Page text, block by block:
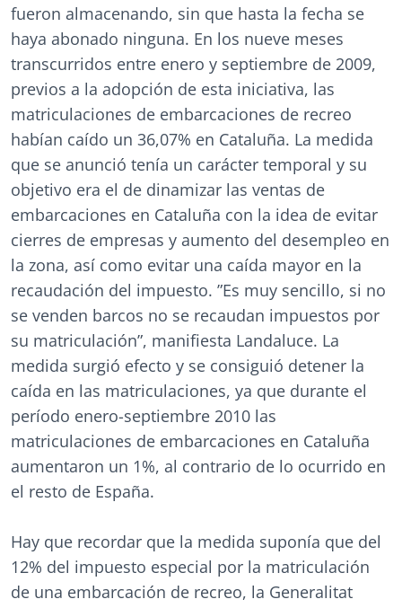
fueron almacenando, sin que hasta la fecha se
haya abonado ninguna. En los nueve meses
transcurridos entre enero y septiembre de 2009,
previos a la adopción de esta iniciativa, las
matriculaciones de embarcaciones de recreo
habían caído un 36,07% en Cataluña. La medida
que se anunció tenía un carácter temporal y su
objetivo era el de dinamizar las ventas de
embarcaciones en Cataluña con la idea de evitar
cierres de empresas y aumento del desempleo en
la zona, así como evitar una caída mayor en la
recaudación del impuesto. ”Es muy sencillo, si no
se venden barcos no se recaudan impuestos por
su matriculación”, manifiesta Landaluce. La
medida surgió efecto y se consiguió detener la
caída en las matriculaciones, ya que durante el
período enero-septiembre 2010 las
matriculaciones de embarcaciones en Cataluña
aumentaron un 1%, al contrario de lo ocurrido en
el resto de España.
Hay que recordar que la medida suponía que del
12% del impuesto especial por la matriculación
de una embarcación de recreo, la Generalitat